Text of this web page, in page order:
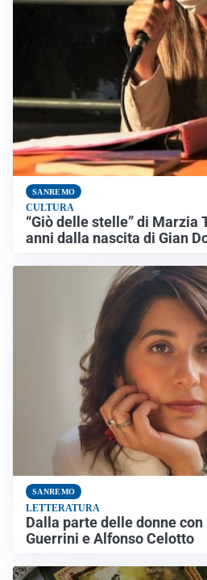
SANREMO
CULTURA
“Giò delle stelle” di Marzia
anni dalla nascita di Gian
SANREMO
LETTERATURA
Dalla parte delle donne
Guerrini e Alfonso Celotto